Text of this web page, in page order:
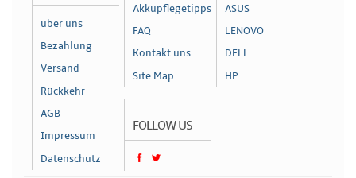
über uns
Bezahlung
Versand
Rückkehr
AGB
Impressum
Datenschutz
Akkupflegetipps
FAQ
Kontakt uns
Site Map
ASUS
LENOVO
DELL
HP
FOLLOW US